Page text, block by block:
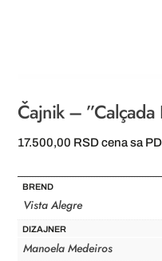
Čajnik – ”Calçada
17.500,00 RSD cena sa
BREND
Vista Alegre
DIZAJNER
Manoela Medeiros